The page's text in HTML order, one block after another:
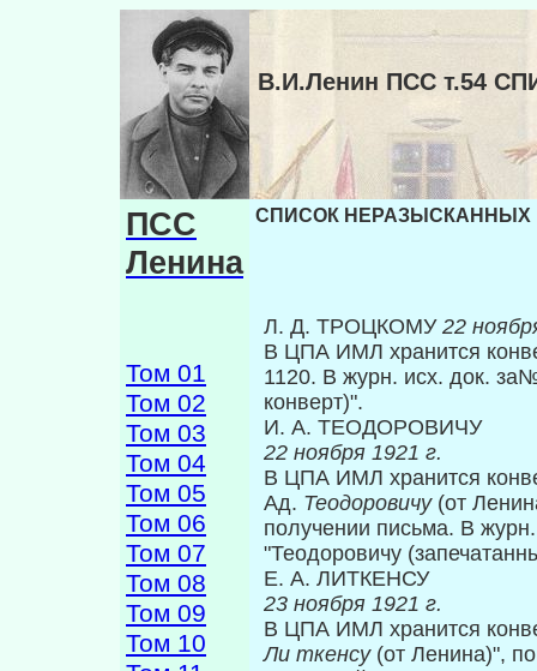
В.И.Ленин ПСС т.54
ПСС
Ленина
Том 01
Том 02
Том 03
Том 04
Том 05
Том 06
Том 07
Том 08
Том 09
Том 10
СПИСОК НЕРАЗЫСКАННЫХ
Л. Д. ТРОЦКОМУ 22
В ЦПА ИМЛ хранится
1120. В журн. исх. док.
конверт)".
И. А. ТЕОДОРОВИЧУ
22 ноября 1921 г.
В ЦПА ИМЛ хранится
Ад. Теодоровичу (от
получении письма. В
"Теодоровичу
Е. А. ЛИТКЕНСУ
23 ноября 1921 г.
В ЦПА ИМЛ хранится
Ли ткенсу (от Лени­на)",